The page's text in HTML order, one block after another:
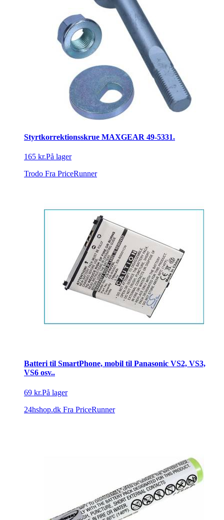
Styrtkorrektionsskrue MAXGEAR 49-5331.
165 kr.På lager
Trodo Fra PriceRunner
Batteri til SmartPhone, mobil til Panasonic VS2, VS3,
VS6 osv..
69 kr.På lager
24hshop.dk Fra PriceRunner